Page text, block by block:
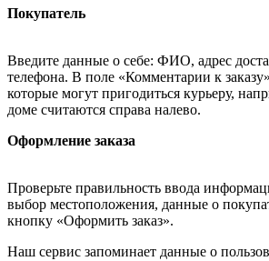
Покупатель
Введите данные о себе: ФИО, адрес
телефона. В поле «Комментарии к
которые могут пригодиться курьеру,
доме считаются справа налево.
Оформление заказа
Проверьте правильность ввода
выбор местоположения, данные о
кнопку «Оформить заказ».
Наш сервис запоминает данные о